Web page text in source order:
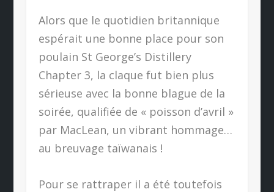
Alors que le quotidien britannique
espérait une bonne place pour son
poulain St George’s Distillery
Chapter 3, la claque fut bien plus
sérieuse avec la bonne blague de la
soirée, qualifiée de « poisson d’avril »
par MacLean, un vibrant hommage…
au breuvage taïwanais !
Pour se rattraper il a été toutefois